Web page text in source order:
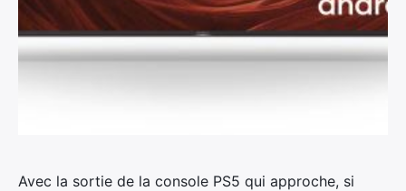
Avec la sortie de la console PS5 qui approche, si